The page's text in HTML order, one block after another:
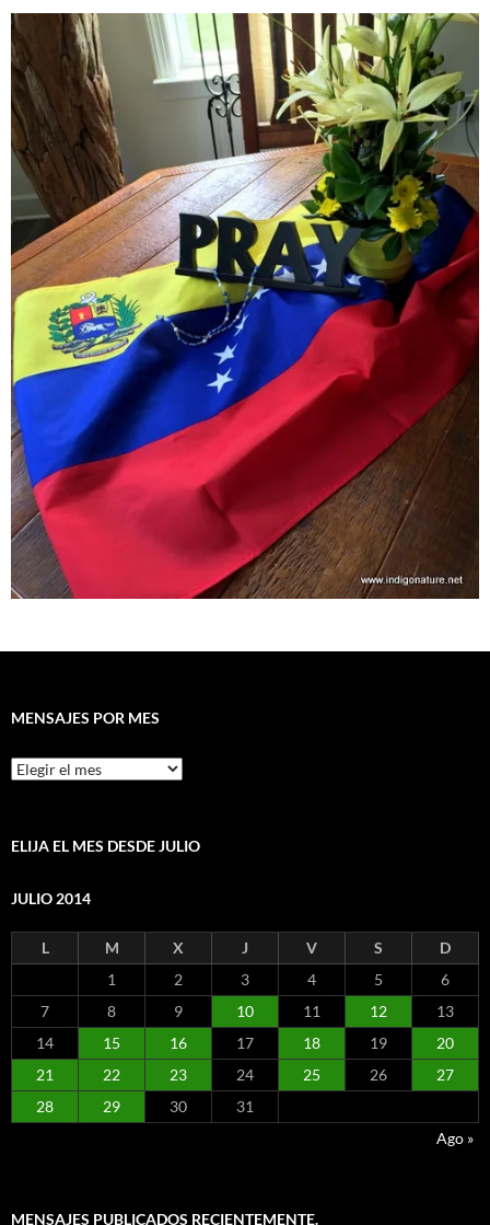
MENSAJES POR MES
Mensajes
por
ELIJA EL MES DESDE JULIO
JULIO 2014
L M X J V S
D
1
2 3 4 5
6
7
8 9 10 11 12
13
14
15 16 17 18 19
20
21
22 23 24 25 26
27
28
29 30
31
Ago »
MENSAJES PUBLICADOS RECIENTEMENTE.